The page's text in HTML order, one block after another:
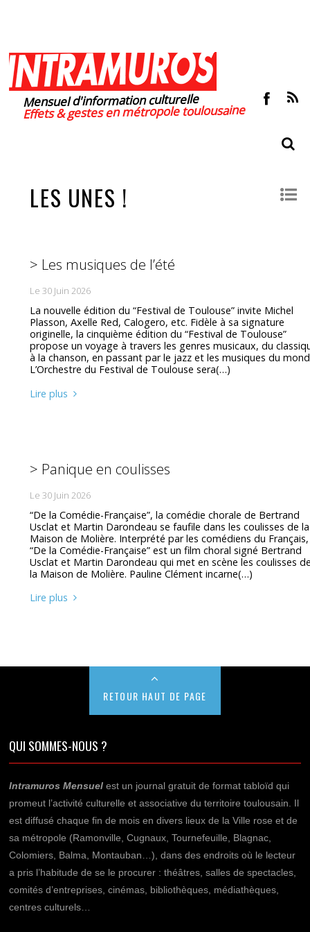
Mensuel d'information culturelle
Effets & gestes en métropole toulousaine
LES UNES !
> Les musiques de l’été
Le 30 Juin 2026
La nouvelle édition du “Festival de Toulouse” invite Michel
Plasson, Axelle Red, Calogero, etc. Fidèle à sa signature
originelle, la cinquième édition du “Festival de Toulouse”
propose un voyage à travers les genres musicaux, du
à la chanson, en passant par le jazz et les musiques du
L’Orchestre du Festival de Toulouse sera(…)
Lire plus
> Panique en coulisses
Le 30 Juin 2026
“De la Comédie-Française”, la comédie chorale de Bertrand
Usclat et Martin Darondeau se faufile dans les coulisses de la
Maison de Molière. Interprété par les comédiens du Français,
“De la Comédie-Française” est un film choral signé Bertrand
Usclat et Martin Darondeau qui met en scène les coulisses
la Maison de Molière. Pauline Clément incarne(…)
Lire plus
RETOUR HAUT DE PAGE
QUI SOMMES-NOUS ?
Intramuros Mensuel est un journal gratuit de format tabloïd qui
promeut l’activité culturelle et associative du territoire toulousain. Il
est diffusé chaque fin de mois en divers lieux de la Ville rose et de
sa métropole (Ramonville, Cugnaux, Tournefeuille, Blagnac,
Colomiers, Balma, Montauban…), dans des endroits où le lecteur
a pris l’habitude de se le procurer : théâtres, salles de spectacles,
comités d’entreprises, cinémas, bibliothèques, médiathèques,
centres culturels…